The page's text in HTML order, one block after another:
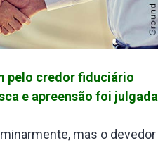
pelo credor fiduciário
e apreensão foi julgada
mas o devedor